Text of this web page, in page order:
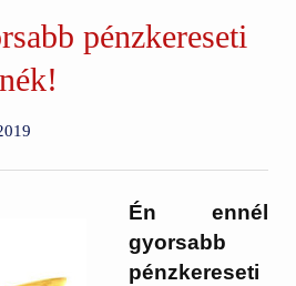
pénzkereseti
Én ennél
gyorsabb
pénzkereseti